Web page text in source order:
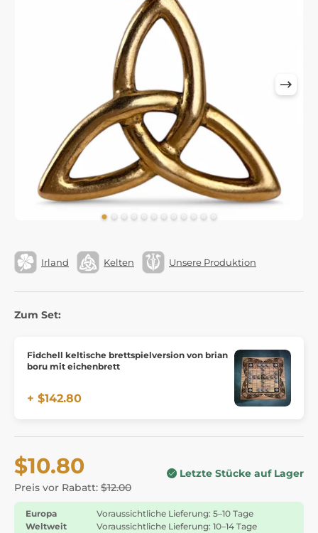
Irland Kelten Unsere Produktion
Zum Set:
Fidchell keltische brettspielversion von brian
boru mit eichenbrett
+ $142.80
$10.80
Preis vor Rabatt: $12.00
Letzte Stücke auf Lager
Europa
Voraussichtliche Lieferung: 5–10 Tage
Weltweit
Voraussichtliche Lieferung: 10–14 Tage